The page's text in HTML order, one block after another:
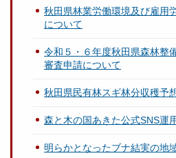
秋田県林業労働環境及び雇用
について
令和５・６年度秋田県森林整
審査申請について
秋田県民有林スギ林分収穫予
森と木の国あきた公式SNS運
明らかとなったブナ結実の地